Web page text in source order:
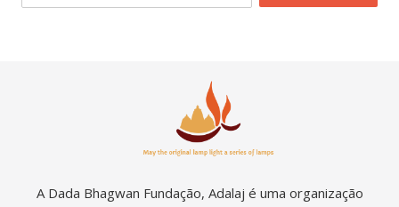
A Dada Bhagwan Fundação, Adalaj é uma organização